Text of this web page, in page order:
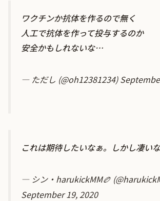
ワクチンか抗体を作るので無く
人工で抗体を作って投与するのか
安全かもしれないな…
— ただし (@oh12381234)
これは期待したいなぁ。しかし凄いな
— シン・harukickMM🏉
September 19, 2020